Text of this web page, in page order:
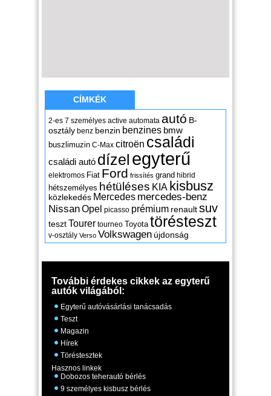
CÍMKÉK
2-es 7 személyes active automata autó B-
osztály benz benzin benzines bmw
buszlimuzin C-Max citroën családi
családi autó dízel egyterű
elektromos Fiat Ford frissítés grand hibrid
hétszemélyes hétüléses KIA kisbusz
közlekedés Mercedes mercedes-benz
NissanOpel picasso prémium renaultsuv
tesztTourer tourneo Toyota törésteszt
v-osztály Verso Volkswagen újdonság
További érdekes cikkek az egyterű
autók világából:
Egyterű autóvásárlási tanácsadás
Teszt
Magazin
Hírek
Töréstesztek
Hasznos linkek
Dobozos teherautó bérlés
9 személyes kisbusz bérlés